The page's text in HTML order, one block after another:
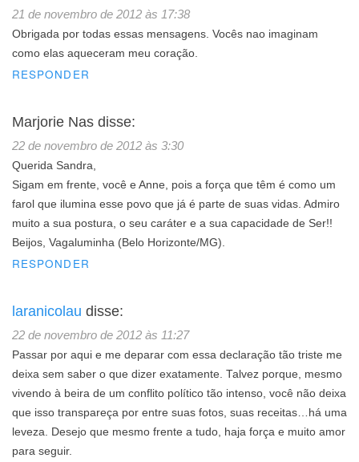
21 de novembro de 2012 às 17:38
Obrigada por todas essas mensagens. Vocês nao imaginam
como elas aqueceram meu coração.
RESPONDER
Marjorie Nas disse:
22 de novembro de 2012 às 3:30
Querida Sandra,
Sigam em frente, você e Anne, pois a força que têm é como um
farol que ilumina esse povo que já é parte de suas vidas. Admiro
muito a sua postura, o seu caráter e a sua capacidade de Ser!!
Beijos, Vagaluminha (Belo Horizonte/MG).
RESPONDER
laranicolau disse:
22 de novembro de 2012 às 11:27
Passar por aqui e me deparar com essa declaração tão triste me
deixa sem saber o que dizer exatamente. Talvez porque, mesmo
vivendo à beira de um conflito político tão intenso, você não deixa
que isso transpareça por entre suas fotos, suas receitas…há uma
leveza. Desejo que mesmo frente a tudo, haja força e muito amor
para seguir.